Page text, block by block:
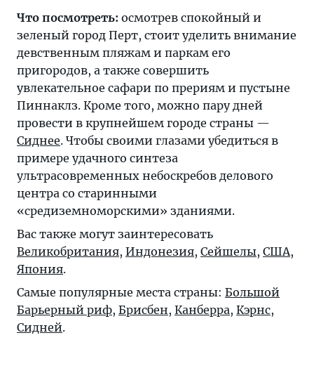
Что посмотреть: осмотрев спокойный и
зеленый город Перт, стоит уделить внимание
девственным пляжам и паркам его
пригородов, а также совершить
увлекательное сафари по прериям и пустыне
Пиннаклз. Кроме того, можно пару дней
провести в крупнейшем городе страны —
Сиднее. Чтобы своими глазами убедиться в
примере удачного синтеза
ультрасовременных небоскребов делового
центра со старинными
«средиземноморскими» зданиями.
Вас также могут заинтересовать
Великобритания, Индонезия, Сейшелы, США,
Япония.
Самые популярные места страны: Большой
Барьерный риф, Брисбен, Канберра, Кэрнс,
Сидней.